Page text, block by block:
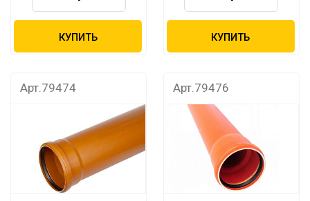
КУПИТЬ КУПИТЬ
Арт.79474 Арт.79476